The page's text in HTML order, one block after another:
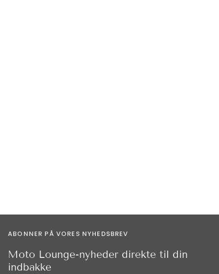
ABONNER PÅ VORES NYHEDSBREV
Moto Lounge-nyheder direkte til din
indbakke